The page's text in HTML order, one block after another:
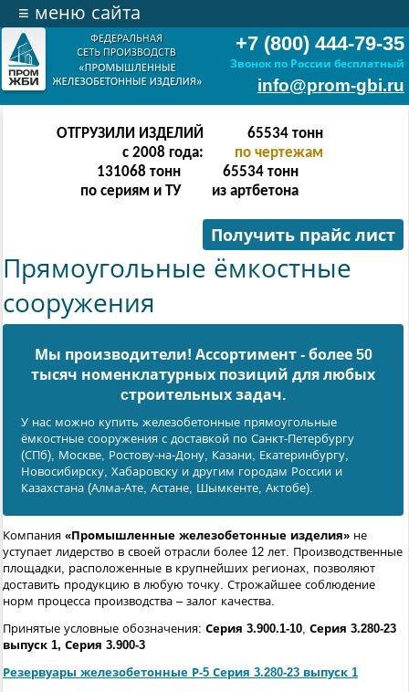
+7 (800) 444-79-35
Звонок по России бесплатный
info@prom-gbi.ru
≡ меню сайта
ОТГРУЗИЛИ ИЗДЕЛИЙ
с 2008 года:
262142тонн
по чертежам
238342 тонн
по сериям и ТУ
262142 тонн
из артбетона
Получить прайс лист
Прямоугольные ёмкостные
сооружения
Мы производители! Ассортимент - более 50
тысяч номенклатурных позиций для любых
cтроительных задач.
У нас можно купить железобетонные прямоугольные
ёмкостные сооружения с доставкой по Санкт-Петербургу
(СПб), Москве, Ростову-на-Дону, Казани, Екатеринбургу,
Новосибирску, Хабаровску и другим городам России и
Казахстана (Алма-Ате, Астане, Шымкенте, Актобе).
Компания «Промышленные железобетонные изделия» не
уступает лидерство в своей отрасли более 12 лет. Производственные
площадки, расположенные в крупнейших регионах, позволяют
доставить продукцию в любую точку. Строжайшее соблюдение
норм процесса производства – залог качества.
Принятые условные обозначения: Серия 3.900.1-10, Серия 3.280-23
выпуск 1, Серия 3.900-3
Резервуары железобетонные Р-5 Серия 3.280-23 выпуск 1